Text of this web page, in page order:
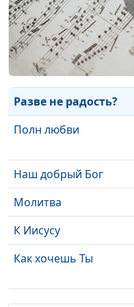
Услышь меня
Ты скала моя
Среди тревог
Разве не радость?
Полн любви
Наш добрый Бог
Молитва
К Иисусу
Как хочешь Ты
Господь - моя песня